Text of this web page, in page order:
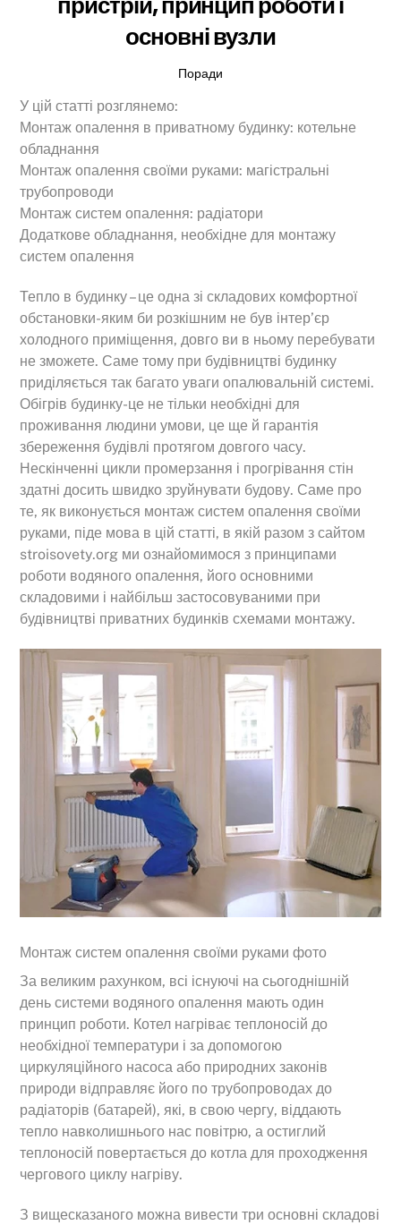
основні вузли
Поради
У цій статті розглянемо:
Монтаж опалення в приватному будинку: котельне
обладнання
Монтаж опалення своїми руками: магістральні
трубопроводи
Монтаж систем опалення: радіатори
Додаткове обладнання, необхідне для монтажу
систем опалення
Тепло в будинку – це одна зі складових комфортної
обстановки-яким би розкішним не був інтер’єр
холодного приміщення, довго ви в ньому перебувати
не зможете. Саме тому при будівництві будинку
приділяється так багато уваги опалювальній системі.
Обігрів будинку-це не тільки необхідні для
проживання людини умови, це ще й гарантія
збереження будівлі протягом довгого часу.
Нескінченні цикли промерзання і прогрівання стін
здатні досить швидко зруйнувати будову. Саме про
те, як виконується монтаж систем опалення своїми
руками, піде мова в цій статті, в якій разом з сайтом
stroisovety.org ми ознайомимося з принципами
роботи водяного опалення, його основними
складовими і найбільш застосовуваними при
будівництві приватних будинків схемами монтажу.
Монтаж систем опалення своїми руками фото
За великим рахунком, всі існуючі на сьогоднішній
день системи водяного опалення мають один
принцип роботи. Котел нагріває теплоносій до
необхідної температури і за допомогою
циркуляційного насоса або природних законів
природи відправляє його по трубопроводах до
радіаторів (батарей), які, в свою чергу, віддають
тепло навколишнього нас повітрю, а остиглий
теплоносій повертається до котла для проходження
чергового циклу нагріву.
З вищесказаного можна вивести три основні складові